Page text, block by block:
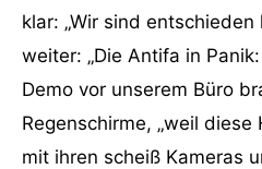
klar: „Wir sind
weiter: „Die Antifa in
Demo vor unserem Büro
Regenschirme, „weil
mit ihren scheiß Kameras